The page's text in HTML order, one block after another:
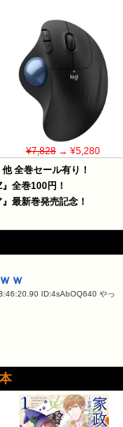
¥7,828→ ¥5,280
全巻セール有り！
全巻100円！
最新巻発売記念！
ｗ
ID:4sAbOQ640 やっ